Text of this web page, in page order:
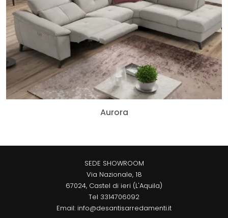
Aurora
SEDE SHOWROOM
Via Nazionale, 18
67024, Castel di ieri (L'Aquila)
Tel 3314706092
Email: info@desantisarredamenti.it